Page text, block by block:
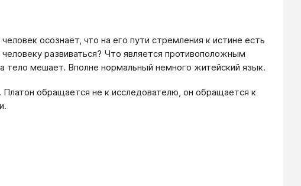
осознаёт, что на его пути стремления к истине есть
развиваться? Что является противоположным
мешает. Вполне нормальный немного житейский язык.
Платон обращается не к исследователю, он обращается к